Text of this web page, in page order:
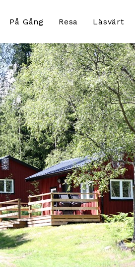
På Gång Resa Läsvärt